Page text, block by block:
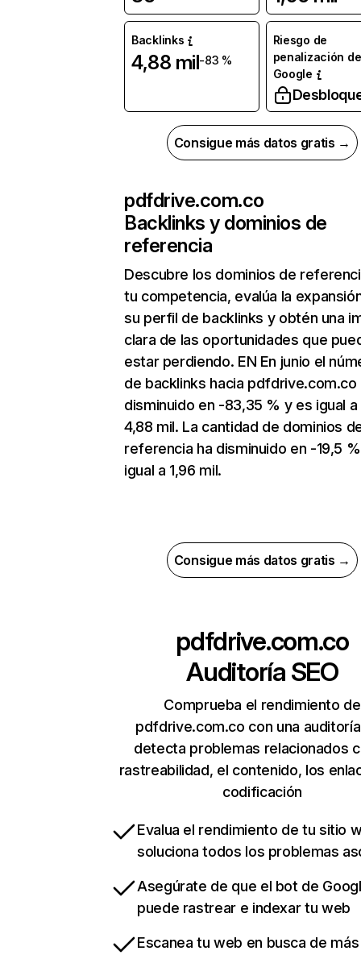
Backlinks
4,88 mil-83 %
Riesgo de
penalización de
Google
Consigue más datos gratis →
pdfdrive.com.co
Backlinks y dominios de
referencia
Descubre los dominios de
tu competencia, evalúa la
su perfil de backlinks y obtén una
clara de las oportunidades que
estar perdiendo. EN En junio el
de backlinks hacia pdfdrive.com.co
disminuido en -83,35 % y es igual a
4,88 mil. La cantidad de dominios
referencia ha disminuido en -19,5
igual a 1,96 mil.
Consigue más datos gratis →
pdfdrive.com.co
Auditoría SEO
Comprueba el rendimiento de
pdfdrive.com.co con una
detecta problemas relacionados
rastreabilidad, el contenido, los
codificación
Evalua el rendimiento de tu sitio
soluciona todos los problemas
Asegúrate de que el bot de
puede rastrear e indexar tu web
Escanea tu web en busca de